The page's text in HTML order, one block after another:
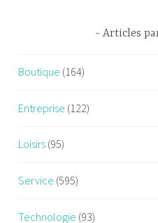
Articles
Boutique (164)
Entreprise (122)
Loisirs (95)
Service (595)
Technologie (93)